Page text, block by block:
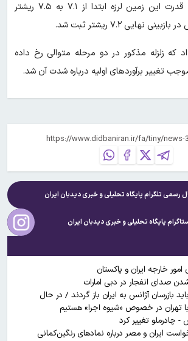
براساس این گزارش، قدرت این زمین لرزه ابتدا از ۷.۱ به ۷.۵ ریشتر
نهایی ۷.۲ ریشتر ثبت شد.
که زلزله مذکور در دو مرحله متوالی رخ داده
تغییر برآوردهای اولیه درباره شدت آن شد.
رسمی تلگرام پایگاه تحلیلی و خبریدیدبان ایران
پایگاه تحلیلی و خبریدیدبان ایران
خارجه ایران و پاکستان
صدای انفجار در دبی امارات
بازرسان آژانس به ایران باز گردند / در حال
تهران در خصوص «شیوه اجرا» هستیم
- چادرملو تغییر کرد
ایران و مصر درباره نمادهای رنگین‌کمانی